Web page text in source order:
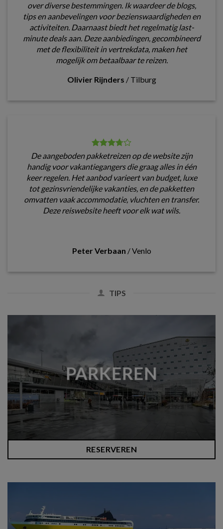
over diverse bestemmingen. Ik waardeer de blogs,
tips en aanbevelingen voor bezienswaardigheden en
activiteiten. Daarnaast biedt het regelmatig last-
minute deals aan. Deze aanbiedingen, gecombineerd
met de flexibiliteit in vertrekdata, maken het
mogelijk om betaalbaar te reizen.
Olivier Rijnders / Tilburg
De aangeboden pakketreizen op de website zijn
handig voor vakantiegangers die graag alles in één
keer regelen. Het aanbod varieert van budget, luxe
tot gezinsvriendelijke vakanties, en de pakketten
omvatten vaak accommodatie, vluchten en transfer.
Deze reiswebsite heeft voor elk wat wils.
Peter Verbaan /Venlo
TIPS
PARKEREN
RESERVEREN